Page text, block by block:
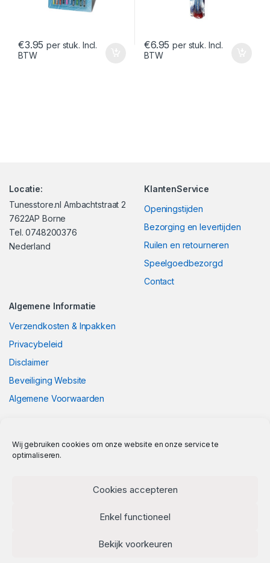
Wij gebruiken cookies om onze website en onze service te
optimaliseren.
Cookies accepteren
Enkel functioneel
Bekijk voorkeuren
€3.95 per stuk. Incl.
BTW
€6.95 per stuk. Incl.
BTW
Locatie:
Tunesstore.nl Ambachtstraat 2
7622AP Borne
Tel. 0748200376
Nederland
KlantenService
Openingstijden
Bezorging en levertijden
Ruilen en retourneren
Speelgoedbezorgd
Contact
Algemene Informatie
Verzendkosten & Inpakken
Privacybeleid
Disclaimer
Beveiliging Website
Algemene Voorwaarden